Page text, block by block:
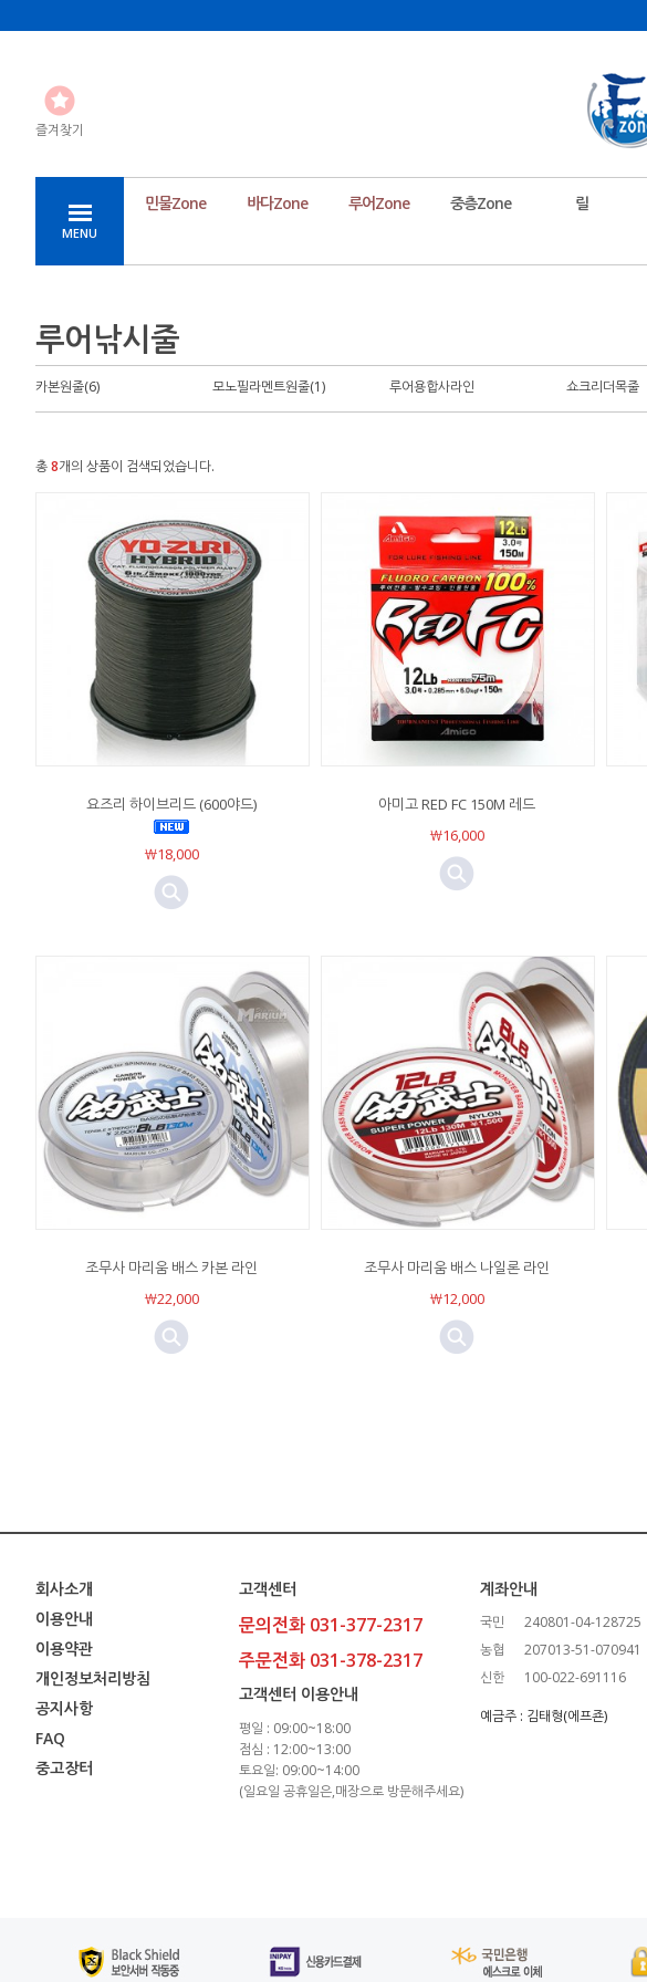
즐겨찾기
MENU
민물Zone 바다Zone 루어Zone 중층Zone 릴
루어낚시줄
카본원줄(6) 모노필라멘트원줄(1) 루어용합사라인 쇼크리더목줄
총8개의 상품이 검색되었습니다.
요즈리 하이브리드 (600야드)
￦18,000
아미고 RED FC 150M 레드
￦16,000
조무사 마리움 배스 카본 라인
￦22,000
조무사 마리움 배스 나일론 라인
￦12,000
회사소개
이용안내
이용약관
개인정보처리방침
공지사항
FAQ
중고장터
고객센터
문의전화 031-377-2317
주문전화 031-378-2317
고객센터 이용안내
평일 : 09:00~18:00
점심 : 12:00~13:00
토요일: 09:00~14:00
(일요일 공휴일은,매장으로 방문해주세요)
계좌안내
국민
240801-04-128725
농협
207013-51-070941
신한
100-022-691116
예금주 : 김태형(에프죤)